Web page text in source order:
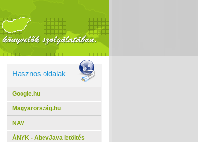
Hasznos oldalak
Google.hu
Magyarország.hu
NAV
ÁNYK - AbevJava letöltés